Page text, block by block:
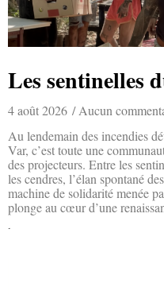
Les sentinelles
4 août 2026
Aucun
Au lendemain des incendies
Var, c’est toute une
des projecteurs. Entre les
les cendres, l’élan spontané
machine de solidarité menée
plonge au cœur d’une